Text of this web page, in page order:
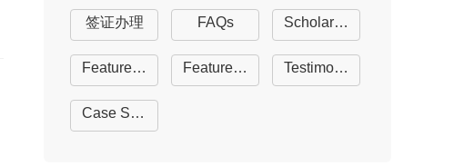
签证办理 FAQs Scholarships
Featured University Featured Course Testimonials
Case Studies